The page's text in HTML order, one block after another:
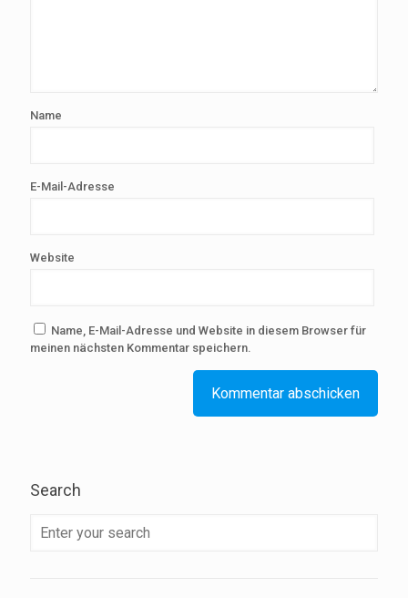
Name
E-Mail-Adresse
Website
Name, E-Mail-Adresse und Website in diesem Browser für
meinen nächsten Kommentar speichern.
Search